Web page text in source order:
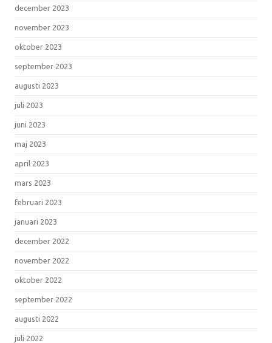
december 2023
november 2023
oktober 2023
september 2023
augusti 2023
juli 2023
juni 2023
maj 2023
april 2023
mars 2023
februari 2023
januari 2023
december 2022
november 2022
oktober 2022
september 2022
augusti 2022
juli 2022